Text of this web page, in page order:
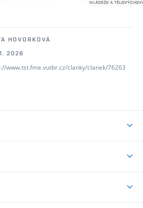
HOVORKOVÁ
2026
www.tst.fme.vutbr.cz/clanky/clanek/76263